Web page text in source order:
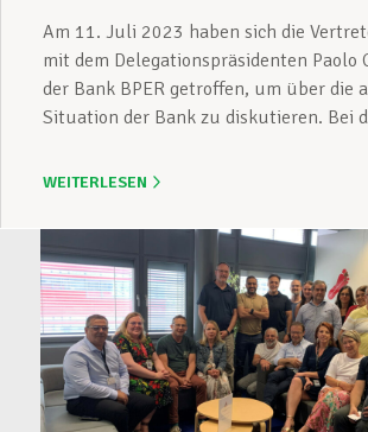
Am 11. Juli 2023 haben sich die
mit dem Delegationspräsidenten Paolo
der Bank BPER getroffen, um über die
Situation der Bank zu diskutieren. Bei
WEITERLESEN